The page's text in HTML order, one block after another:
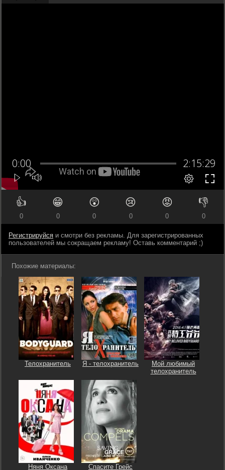
👍
0
😁
0
😲
0
😢
0
😡
0
👎
0
Регистрируйся и смотри без рекламы. Для зарегистрированных
пользователей мы сокращаем рекламу! Оставь комментарий ;)
Похожие материалы:
Телохранитель Я - телохранитель
Мой любимый
телохранитель
Няня Оксана Спасите Грейс